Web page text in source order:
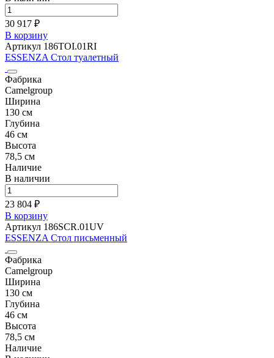
30 917 ₽
В корзину
Артикул 186TOI.01RI
ESSENZA Стол туалетный
Фабрика
Camelgroup
Ширина
130 см
Глубина
46 см
Высота
78,5 см
Наличие
В наличии
23 804 ₽
В корзину
Артикул 186SCR.01UV
ESSENZA Стол письменный
Фабрика
Camelgroup
Ширина
130 см
Глубина
46 см
Высота
78,5 см
Наличие